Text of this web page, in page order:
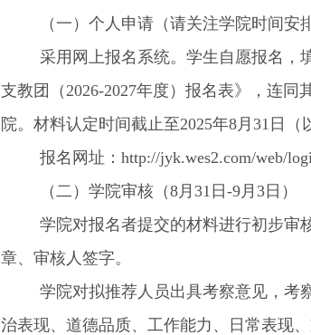
（一）个人申请（请关注学院时间安
采用网上报名系统。学生自愿报名，
支教团（2026-2027年度）报名表》，连同
院。 材料认定时间截止至2025年8月31日（
报名网址：http://jyk.wes2.com/web/
（二）学院审核（8月31日-9月3日）
学院对报名者提交的材料进行初步审
章、审核人签字。
学院对拟推荐人员出具考察意见，考
治表现、道德品质、工作能力、日常表现、